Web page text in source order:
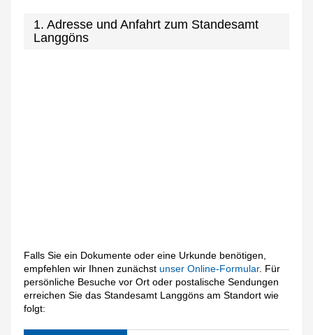
1. Adresse und Anfahrt zum Standesamt
Langgöns
Falls Sie ein Dokumente oder eine Urkunde benötigen,
empfehlen wir Ihnen zunächstunser Online-Formular. Für
persönliche Besuche vor Ort oder postalische Sendungen
erreichen Sie das Standesamt Langgöns am Standort wie
folgt: